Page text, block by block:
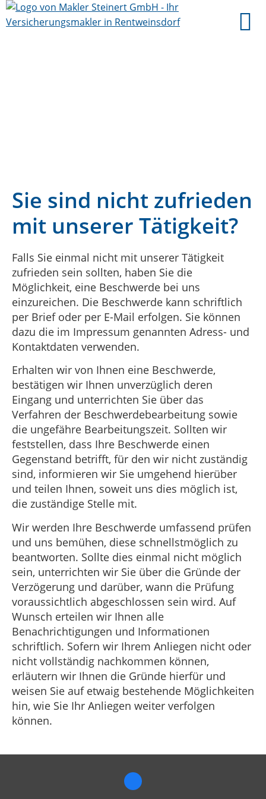
Sie sind nicht zufrieden
mit unserer Tätigkeit?
Falls Sie einmal nicht mit unserer Tätigkeit
zufrieden sein sollten, haben Sie die
Möglichkeit, eine Beschwerde bei uns
einzureichen. Die Beschwerde kann schriftlich
per Brief oder per E-Mail erfolgen. Sie können
dazu die im Impressum genannten Adress- und
Kontaktdaten verwenden.
Erhalten wir von Ihnen eine Beschwerde,
bestätigen wir Ihnen unverzüglich deren
Eingang und unterrichten Sie über das
Verfahren der Beschwerdebearbeitung sowie
die ungefähre Bearbeitungszeit. Sollten wir
feststellen, dass Ihre Beschwerde einen
Gegenstand betrifft, für den wir nicht zuständig
sind, informieren wir Sie umgehend hierüber
und teilen Ihnen, soweit uns dies möglich ist,
die zuständige Stelle mit.
Wir werden Ihre Beschwerde umfassend prüfen
und uns bemühen, diese schnellstmöglich zu
beantworten. Sollte dies einmal nicht möglich
sein, unterrichten wir Sie über die Gründe der
Verzögerung und darüber, wann die Prüfung
voraussichtlich abgeschlossen sein wird. Auf
Wunsch erteilen wir Ihnen alle
Benachrichtigungen und Informationen
schriftlich. Sofern wir Ihrem Anliegen nicht oder
nicht vollständig nachkommen können,
erläutern wir Ihnen die Gründe hierfür und
weisen Sie auf etwaig bestehende Möglichkeiten
hin, wie Sie Ihr Anliegen weiter verfolgen
können.